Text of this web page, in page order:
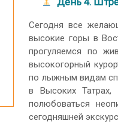
Сегодня все
высокие горы в
прогуляемся по
высокогорный
по лыжным видам
в Высоких
полюбоваться
сегодняшней